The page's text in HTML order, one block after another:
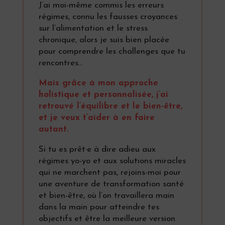
J’ai moi-même commis les erreurs
régimes, connu les fausses croyances
sur l’alimentation et le stress
chronique, alors je suis bien placée
pour comprendre les challenges que tu
rencontres…
Mais grâce à mon approche
holistique et personnalisée, j’ai
retrouvé l’équilibre et le bien-être,
et je veux t’aider à en faire
autant.
Si tu es prêt·e à dire adieu aux
régimes yo-yo et aux solutions miracles
qui ne marchent pas, rejoins-moi pour
une aventure de transformation santé
et bien-être, où l’on travaillera main
dans la main pour atteindre tes
objectifs et être la meilleure version